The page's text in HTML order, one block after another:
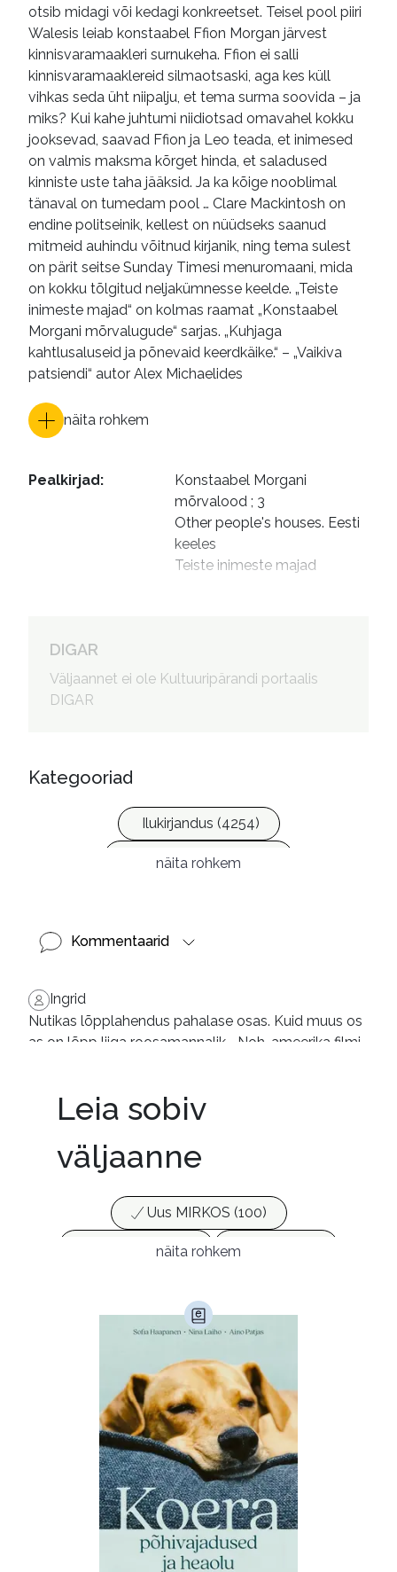
otsib midagi või kedagi konkreetset. Teisel pool piiri
Walesis leiab konstaabel Ffion Morgan järvest
kinnisvaramaakleri surnukeha. Ffion ei salli
kinnisvaramaaklereid silmaotsaski, aga kes küll
vihkas seda üht niipalju, et tema surma soovida – ja
miks? Kui kahe juhtumi niidiotsad omavahel kokku
jooksevad, saavad Ffion ja Leo teada, et inimesed
on valmis maksma kõrget hinda, et saladused
kinniste uste taha jääksid. Ja ka kõige nooblimal
tänaval on tumedam pool … Clare Mackintosh on
endine politseinik, kellest on nüüdseks saanud
mitmeid auhindu võitnud kirjanik, ning tema sulest
on pärit seitse Sunday Timesi menuromaani, mida
on kokku tõlgitud neljakümnesse keelde. „Teiste
inimeste majad“ on kolmas raamat „Konstaabel
Morgani mõrvalugude“ sarjas. „Kuhjaga
kahtlusaluseid ja põnevaid keerdkäike.“ – „Vaikiva
patsiendi“ autor Alex Michaelides
näita rohkem
Pealkirjad:
Konstaabel Morgani
mõrvalood ; 3
Other people's houses. Eesti
keeles
Teiste inimeste majad
DIGAR
Väljaannet ei ole Kultuuripärandi portaalis
DIGAR
Kategooriad
Ilukirjandus (4254)
Krimi ja põnevik (1283)
näita rohkem
Kommentaarid
Ingrid
Nutikas lõpplahendus pahalase osas. Kuid muus os
as on lõpp liiga roosamannalik... Noh, ameerika filmi
Leia sobiv
väljaanne
Uus MIRKOS (100)
Populaarsed (25)
Ajakirjad (17)
Armastusromaanid (293)
Biograafiad (229)
Eesti kirjandus (1774)
Ettevõtlus (30)
Filoloogia (121)
Filosoofia (146)
Geograafia (65)
Haridus (20)
näita rohkem